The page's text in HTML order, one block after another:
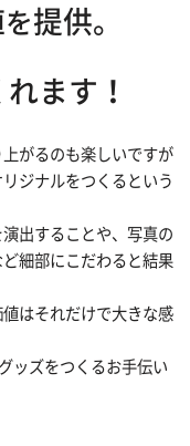
を提供。
ます！
がるのも楽しいですが
ジナルをつくるという
出することや、写真の
細部にこだわると結果
はそれだけで大きな感
ッズをつくるお手伝い